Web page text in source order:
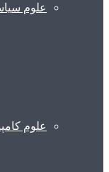
علوم
علوم